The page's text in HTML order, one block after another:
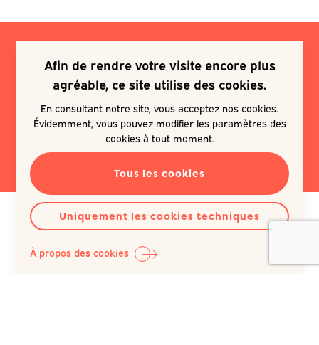
Je souhaite m'inscrire à une
newsletter
EN SAVOIR PLUS
Afin de rendre votre visite encore plus
agréable, ce site utilise des cookies.
En consultant notre site, vous acceptez nos cookies.
Évidemment, vous pouvez modifier les paramètres des
cookies à tout moment.
Tous les cookies
Uniquement les cookies techniques
À propos des cookies